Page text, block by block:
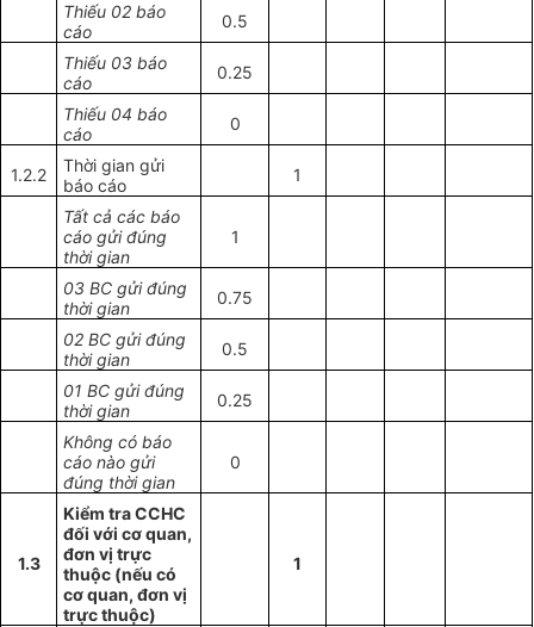
Thiếu 02 báo
cáo
0.5
Thiếu 03 báo
cáo
0.25
Thiếu 04 báo
cáo
0
1.2.2
Thời gian gửi
báo cáo
1
Tất cả các báo
cáo gửi đúng
thời gian
1
03 BC gửi đúng
thời gian
0.75
02 BC gửi đúng
thời gian
0.5
01 BC gửi đúng
thời gian
0.25
Không có báo
cáo nào gửi
đúng thời gian
0
1.3
Kiểm tra CCHC
đối với cơ quan,
đơn vị trực
thuộc (nếu có
cơ quan, đơn vị
trực thuộc)
1